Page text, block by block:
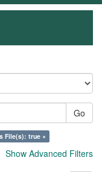
Go
File(s): true ×
Show Advanced Filters